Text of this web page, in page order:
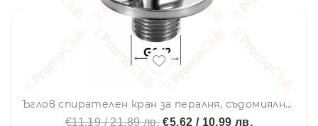
Ъглов спирателен кран за пералня, съдомиялна, биде и др
€11.19 / 21.89 лв. €5.62 / 10.99 лв.